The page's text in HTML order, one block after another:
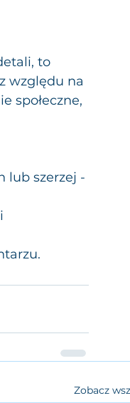
to
względu na
społeczne,
lub szerzej -
Zobacz